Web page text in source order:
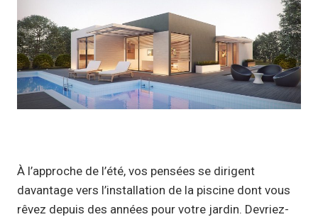
À l’approche de l’été, vos pensées se dirigent
davantage vers l’installation de la piscine dont vous
rêvez depuis des années pour votre jardin. Devriez-